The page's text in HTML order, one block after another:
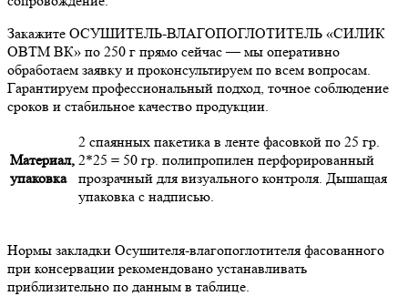
Закажите ОСУШИТЕЛЬ-ВЛАГОПОГЛОТИТЕЛЬ «СИЛИК
ОВТМ ВК» по 250 г прямо сейчас — мы оперативно
обработаем заявку и проконсультируем по всем вопросам.
Гарантируем профессиональный подход, точное соблюдение
сроков и стабильное качество продукции.
Материал,
упаковка
2 спаянных пакетика в ленте фасовкой по 25 гр.
2*25 = 50 гр. полипропилен перфорированный
прозрачный для визуального контроля. Дышащая
упаковка с надписью.
Нормы закладки Осушителя-влагопоглотителя фасованного
при консервации рекомендовано устанавливать
приблизительно по данным в таблице.